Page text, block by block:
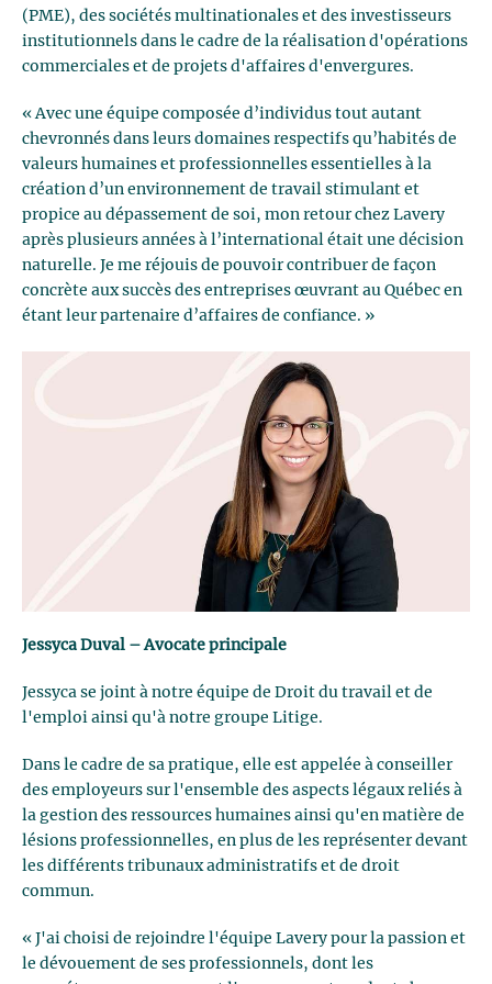
(PME), des sociétés multinationales et des investisseurs
institutionnels dans le cadre de la réalisation d'opérations
commerciales et de projets d'affaires d'envergures.
« Avec une équipe composée d’individus tout autant
chevronnés dans leurs domaines respectifs qu’habités de
valeurs humaines et professionnelles essentielles à la
création d’un environnement de travail stimulant et
propice au dépassement de soi, mon retour chez Lavery
après plusieurs années à l’international était une décision
naturelle. Je me réjouis de pouvoir contribuer de façon
concrète aux succès des entreprises œuvrant au Québec en
étant leur partenaire d’affaires de confiance. »
Jessyca Duval – Avocate principale
Jessyca se joint à notre équipe de Droit du travail et de
l'emploi ainsi qu'à notre groupe Litige.
Dans le cadre de sa pratique, elle est appelée à conseiller
des employeurs sur l'ensemble des aspects légaux reliés à
la gestion des ressources humaines ainsi qu'en matière de
lésions professionnelles, en plus de les représenter devant
les différents tribunaux administratifs et de droit
commun.
« J'ai choisi de rejoindre l'équipe Lavery pour la passion et
le dévouement de ses professionnels, dont les